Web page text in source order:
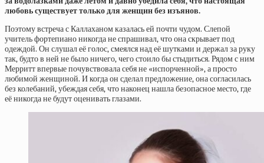
любовь существует только для женщин без изъянов.
Поэтому встреча с Каллаханом казалась ей почти чудом. Слепой
учитель фортепиано никогда не спрашивал, что она скрывает под
одеждой. Он слушал её голос, смеялся над её шутками и держал за руку
так, будто в ней не было ничего, чего стоило бы стыдиться. Рядом с ним
Мерритт впервые почувствовала себя не «испорченной», а просто
любимой женщиной. И когда он сделал предложение, она согласилась
без колебаний, убеждая себя, что наконец нашла безопасное место, где
её никогда не будут оценивать глазами.